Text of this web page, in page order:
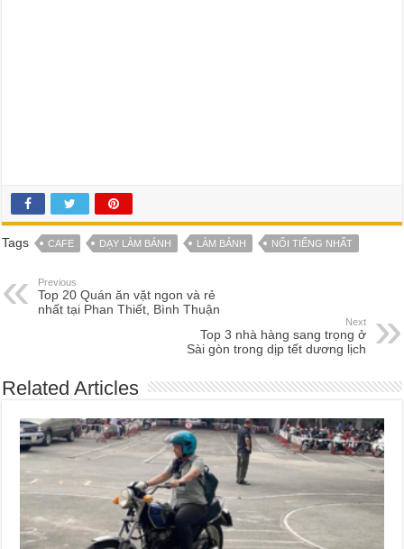
Tags CAFE DẠY LÀM BÁNH LÀM BÁNH NỔI TIẾNG NHẤT
Previous
Top 20 Quán ăn vặt ngon và rẻ
nhất tại Phan Thiết, Bình Thuận
Next
Top 3 nhà hàng sang trọng ở
Sài gòn trong dịp tết dương lịch
Related Articles